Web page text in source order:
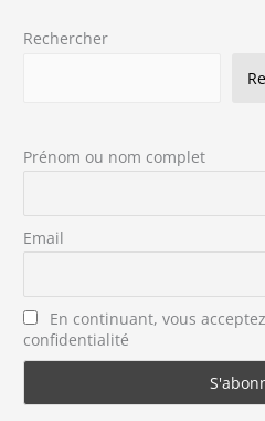
Rechercher
Prénom ou nom complet
Email
En continuant, vous
confidentialité